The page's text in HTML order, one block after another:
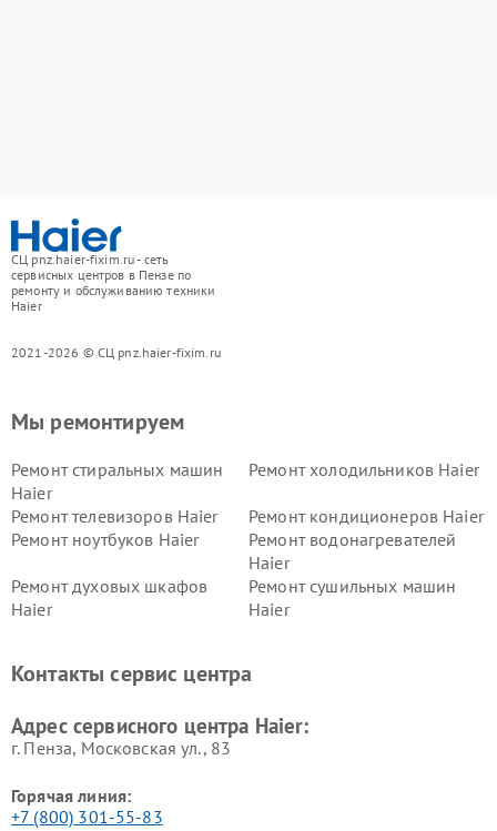
СЦ pnz.haier-fixim.ru - сеть
сервисных центров в Пензе по
ремонту и обслуживанию техники
Haier
2021-2026 © СЦ pnz.haier-fixim.ru
Мы ремонтируем
Ремонт стиральных машин
Haier
Ремонт холодильников Haier
Ремонт телевизоров Haier
Ремонт кондиционеров Haier
Ремонт ноутбуков Haier
Ремонт водонагревателей
Haier
Ремонт духовых шкафов
Haier
Ремонт сушильных машин
Haier
Ремонт роботов-пылесосов
Ремонт посудомоечных
Контакты сервис центра
Адрес сервисного центра Haier:
г. Пенза, Московская ул., 83
Горячая линия:
+7 (800) 301-55-83